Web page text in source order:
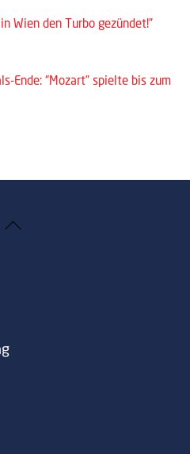
Wien den Turbo gezündet!”
Ende: “Mozart” spielte bis zum
Back